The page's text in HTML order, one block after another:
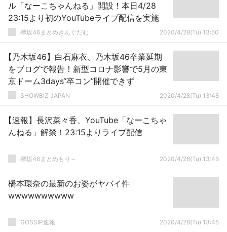
ル「なーこちゃんねる」開設！本日4/28
23:15より初のYouTubeライブ配信を実施
欅坂46まとめきんぐだむ 2020/4/28(Tu) 13:50
【乃木坂46】白石麻衣、乃木坂46卒業延期
をブログで報告！新型コロナ影響で5月の東
京ドーム3days“卒コン”開催できず
SHOWBIZ JAPAN 2020/4/28(Tu) 13:48
【速報】長沢菜々香、YouTube「なーこちゃ
んねる」解禁！23:15よりライブ配信
欅坂46まとめもり～ 2020/4/28(Tu) 13:46
橋本環奈の最新のお姿がヤバイ件
wwwwwwwwww
GOSSIP速報 2020/4/28(Tu) 13:45